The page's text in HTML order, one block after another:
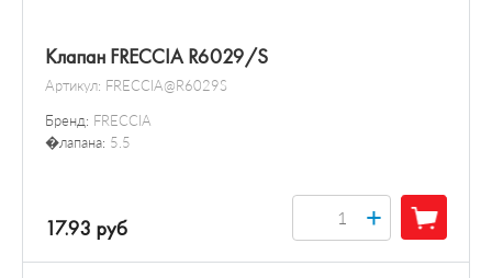
Клапан FRECCIA R6029/S
Артикул: FRECCIA@R6029S
Бренд: FRECCIA
�лапана: 5.5
17.93 руб +